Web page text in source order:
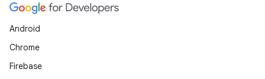
Android
Chrome
Firebase